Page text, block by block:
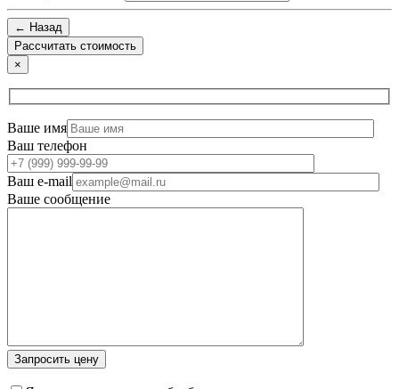
← Назад
×
Ваше имя
Ваш телефон
Ваш e-mail
Ваше сообщение